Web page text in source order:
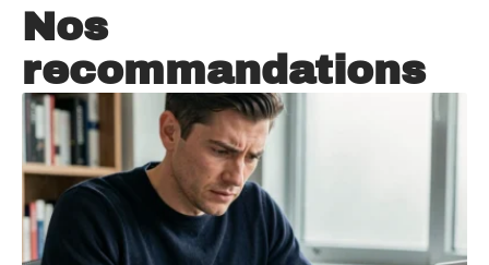
Nos
recommandations